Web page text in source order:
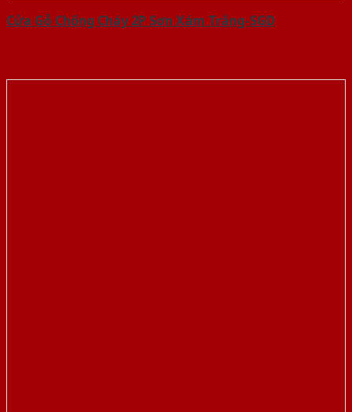
Cửa Gỗ Chống Cháy 2P Sơn Xám Trắng-SGD